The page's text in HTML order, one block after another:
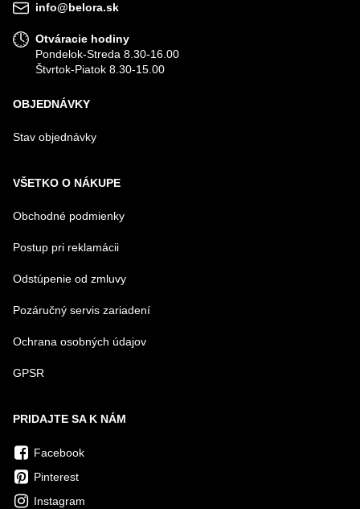
info@belora.sk
Otváracie hodiny
Pondelok-Streda 8.30-16.00
Štvrtok-Piatok 8.30-15.00
OBJEDNÁVKY
Stav objednávky
VŠETKO O NÁKUPE
Obchodné podmienky
Postup pri reklamácii
Odstúpenie od zmluvy
Pozáručný servis zariadení
Ochrana osobných údajov
GPSR
PRIDAJTE SA K NÁM
Facebook
Pinterest
Instagram